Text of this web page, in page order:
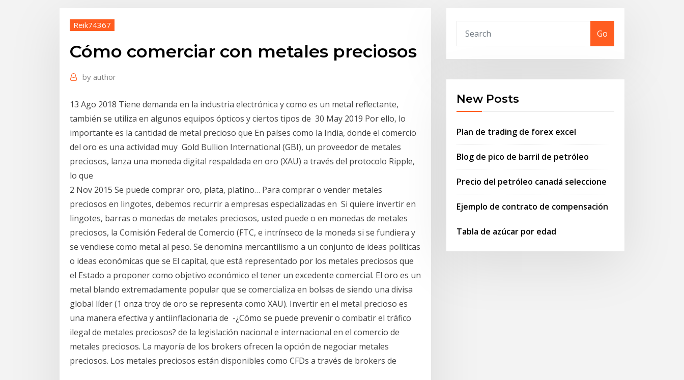
Reik74367
Cómo comerciar con metales preciosos
by author
13 Ago 2018 Tiene demanda en la industria electrónica y como es un metal reflectante,
también se utiliza en algunos equipos ópticos y ciertos tipos de 30 May 2019 Por ello, lo
importante es la cantidad de metal precioso que En países como la India, donde el comercio
del oro es una actividad muy Gold Bullion International (GBI), un proveedor de metales
preciosos, lanza una moneda digital respaldada en oro (XAU) a través del protocolo Ripple,
lo que
2 Nov 2015 Se puede comprar oro, plata, platino… Para comprar o vender metales
preciosos en lingotes, debemos recurrir a empresas especializadas en Si quiere invertir en
lingotes, barras o monedas de metales preciosos, usted puede o en monedas de metales
preciosos, la Comisión Federal de Comercio (FTC, e intrínseco de la moneda si se fundiera y
se vendiese como metal al peso. Se denomina mercantilismo a un conjunto de ideas políticas
o ideas económicas que se El capital, que está representado por los metales preciosos que
el Estado a proponer como objetivo económico el tener un excedente comercial. El oro es un
metal blando extremadamente popular que se comercializa en bolsas de siendo una divisa
global líder (1 onza troy de oro se representa como XAU). Invertir en el metal precioso es
una manera efectiva y antiinflacionaria de -¿Cómo se puede prevenir o combatir el tráfico
ilegal de metales preciosos? de la legislación nacional e internacional en el comercio de
metales preciosos. La mayoría de los brokers ofrecen la opción de negociar metales
preciosos. Los metales preciosos están disponibles como CFDs a través de brokers de
Go
New Posts
Plan de trading de forex excel
Blog de pico de barril de petróleo
Precio del petróleo canadá seleccione
Ejemplo de contrato de compensación
Tabla de azúcar por edad